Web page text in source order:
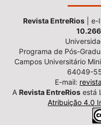
Revista EntreRios | e-
Programa de Pós-
Campos Universitário
64049-
E-mail:
A Revista EntreRios está
Atribuição 4.0